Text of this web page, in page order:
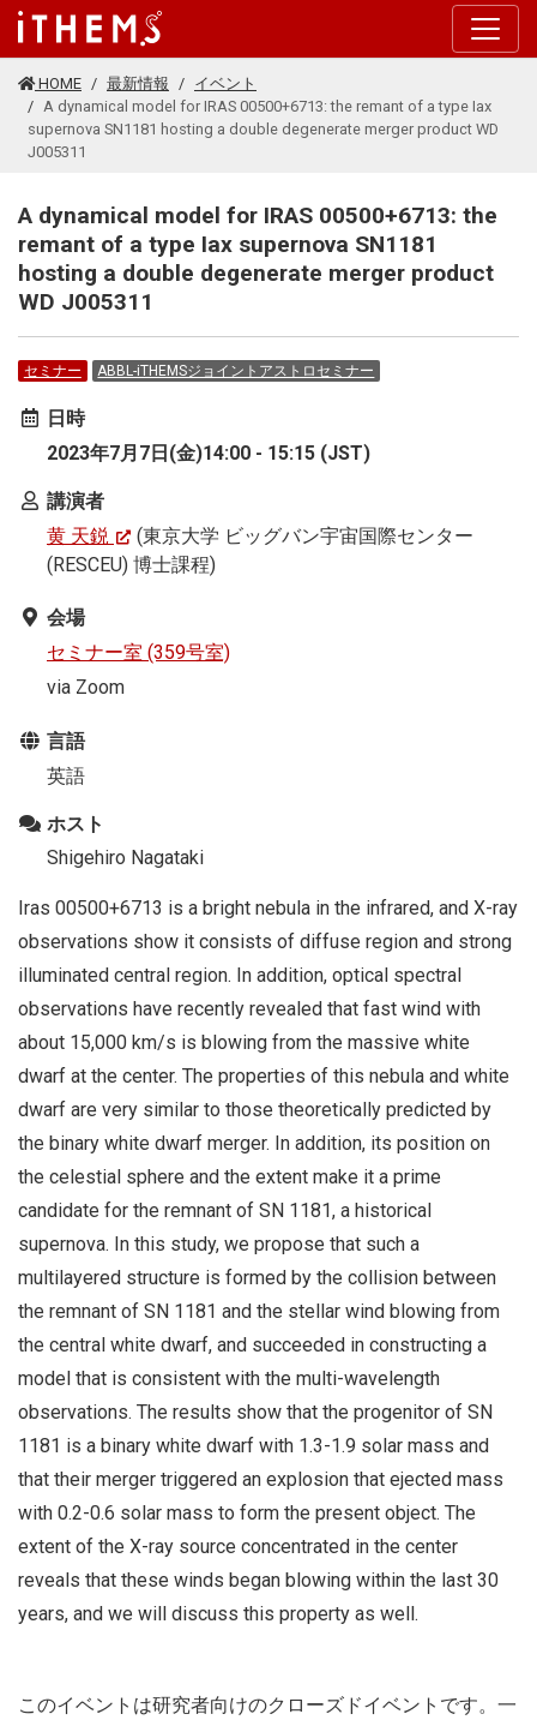
このページの本文に移動する
HOME 最新情報
イベント
A dynamical model for IRAS 00500+6713: the remant of a type Iax
supernova SN1181 hosting a double degenerate merger product WD
J005311
A dynamical model for IRAS 00500+6713: the
remant of a type Iax supernova SN1181
hosting a double degenerate merger product
WD J005311
セミナー ABBL-iTHEMSジョイントアストロセミナー
日時
2023年7月7日(金)14:00 - 15:15 (JST)
講演者
黄 天鋭
(東京大学 ビッグバン宇宙国際センター
(RESCEU) 博士課程)
会場
セミナー室 (359号室)
via Zoom
言語
英語
ホスト
Shigehiro Nagataki
Iras 00500+6713 is a bright nebula in the infrared, and X-ray
observations show it consists of diffuse region and strong
illuminated central region. In addition, optical spectral
observations have recently revealed that fast wind with
about 15,000 km/s is blowing from the massive white
dwarf at the center. The properties of this nebula and white
dwarf are very similar to those theoretically predicted by
the binary white dwarf merger. In addition, its position on
the celestial sphere and the extent make it a prime
candidate for the remnant of SN 1181, a historical
supernova. In this study, we propose that such a
multilayered structure is formed by the collision between
the remnant of SN 1181 and the stellar wind blowing from
the central white dwarf, and succeeded in constructing a
model that is consistent with the multi-wavelength
observations. The results show that the progenitor of SN
1181 is a binary white dwarf with 1.3-1.9 solar mass and
that their merger triggered an explosion that ejected mass
with 0.2-0.6 solar mass to form the present object. The
extent of the X-ray source concentrated in the center
reveals that these winds began blowing within the last 30
years, and we will discuss this property as well.
このイベントは研究者向けのクローズドイベントです。一